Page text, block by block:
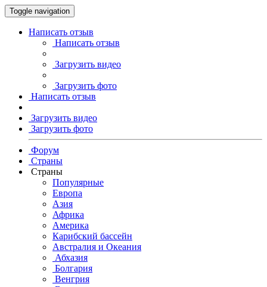
Toggle navigation
Написать отзыв
Написать отзыв
Загрузить видео
Загрузить фото
Написать отзыв
Загрузить видео
Загрузить фото
Форум
Страны
Страны
Популярные
Европа
Азия
Африка
Америка
Карибский бассейн
Австралия и Океания
Абхазия
Болгария
Венгрия